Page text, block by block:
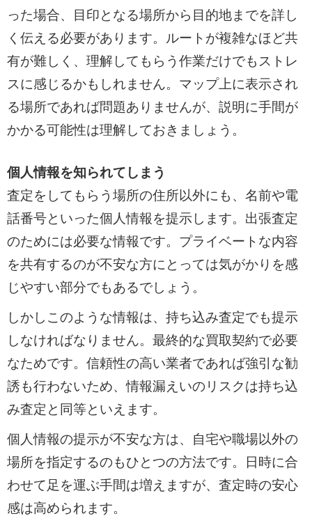
った場合、目印となる場所から目的地までを詳し
く伝える必要があります。ルートが複雑なほど共
有が難しく、理解してもらう作業だけでもストレ
スに感じるかもしれません。マップ上に表示され
る場所であれば問題ありませんが、説明に手間が
かかる可能性は理解しておきましょう。
個人情報を知られてしまう
査定をしてもらう場所の住所以外にも、名前や電
話番号といった個人情報を提示します。出張査定
のためには必要な情報です。プライベートな内容
を共有するのが不安な方にとっては気がかりを感
じやすい部分でもあるでしょう。
しかしこのような情報は、持ち込み査定でも提示
しなければなりません。最終的な買取契約で必要
なためです。信頼性の高い業者であれば強引な勧
誘も行わないため、情報漏えいのリスクは持ち込
み査定と同等といえます。
個人情報の提示が不安な方は、自宅や職場以外の
場所を指定するのもひとつの方法です。日時に合
わせて足を運ぶ手間は増えますが、査定時の安心
感は高められます。